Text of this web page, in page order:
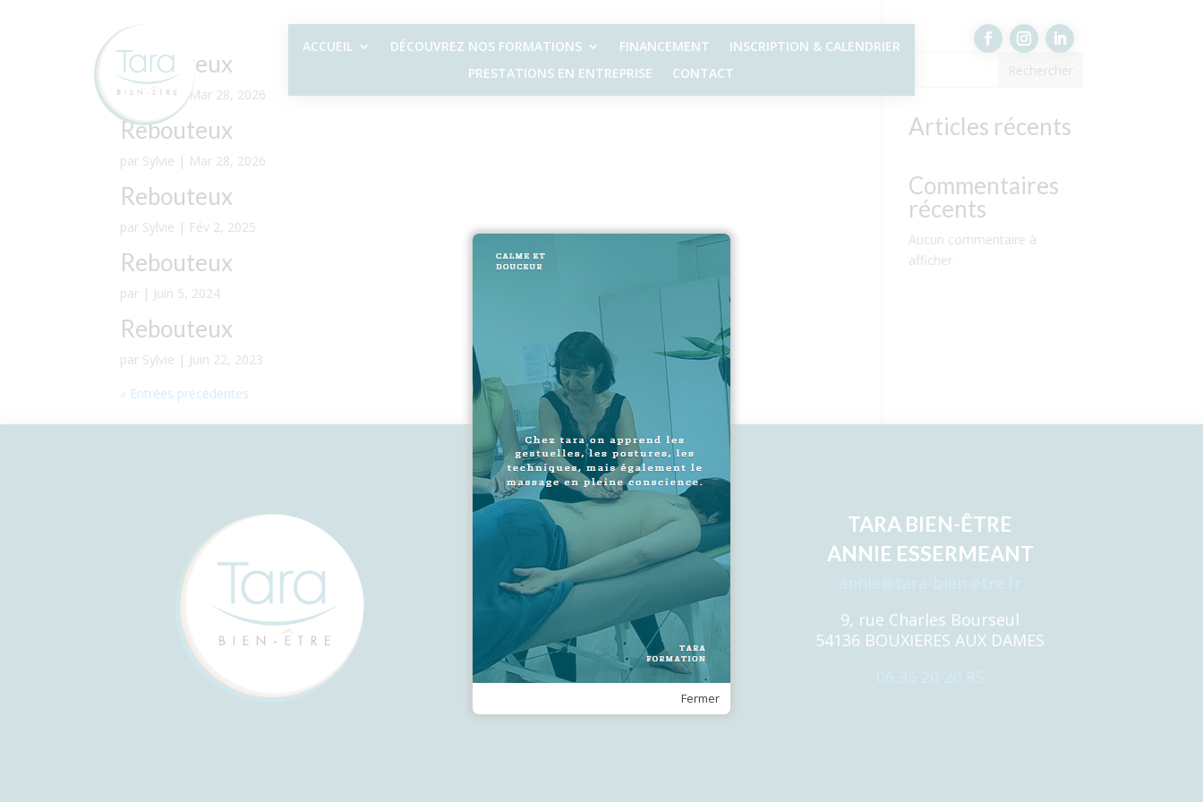
ACCUEIL DÉCOUVREZ NOS FORMATIONS FINANCEMENT
INSCRIPTION & CALENDRIER
PRESTATIONS EN ENTREPRISE
CONTACT
Rebouteux
par Sylvie|Mar 28, 2026
Rebouteux
par Sylvie | Mar 28, 2026
Rebouteux
par Sylvie | Fév 2, 2025
Rebouteux
par | Juin 5, 2024
Rebouteux
par Sylvie | Juin 22, 2023
« Entrées précédentes
Rechercher
Articles récents
Commentaires
récents
Aucun commentaire à
afficher.
2
SUIVEZ-NOUS !
Recevez notre Newsletter
Je m'inscris
TARA BIEN-ÊTRE
ANNIE ESSERMEANT
annie@tara-bien-etre.fr
9, rue Charles Bourseul
54136 BOUXIERES AUX DAMES
06 35 20 20 85
Fermer